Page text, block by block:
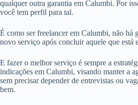
qualquer outra garantia em Calumbi. Por
você tem perfil para tal.
É como ser freelancer em Calumbi, não há
novo serviço após concluir aquele que está
E fazer o melhor serviço é sempre a
indicações em Calumbi, visando manter a
sem precisar depender de entrevistas ou
bem.